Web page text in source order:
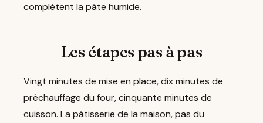
complètent la pâte humide.
Les étapes pas à pas
Vingt minutes de mise en place, dix minutes de
préchauffage du four, cinquante minutes de
cuisson. La pâtisserie de la maison, pas du